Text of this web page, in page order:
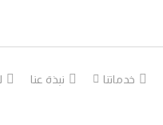
خدماتنا نبذة عنا